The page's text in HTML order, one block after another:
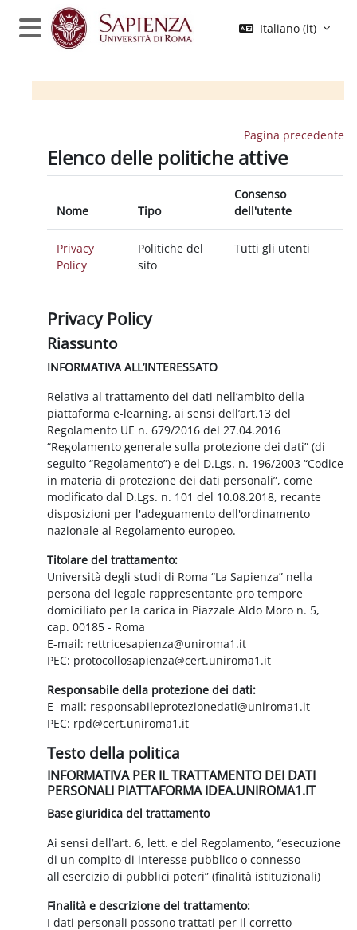
Vai al contenuto principale
Pannello laterale
Italiano ‎(it)‎
Pagina precedente
Elenco delle politiche attive
Nome Tipo
Consenso
dell'utente
Privacy
Policy
Politiche del
sito
Tutti gli utenti
Privacy Policy
Riassunto
INFORMATIVA ALL’INTERESSATO
Relativa al trattamento dei dati nell’ambito della
piattaforma e-learning, ai sensi dell’art.13 del
Regolamento UE n. 679/2016 del 27.04.2016
“Regolamento generale sulla protezione dei dati” (di
seguito “Regolamento”) e del D.Lgs. n. 196/2003 “Codice
in materia di protezione dei dati personali”, come
modificato dal D.Lgs. n. 101 del 10.08.2018, recante
disposizioni per l'adeguamento dell'ordinamento
nazionale al Regolamento europeo.
Titolare del trattamento:
Università degli studi di Roma “La Sapienza” nella
persona del legale rappresentante pro tempore
domiciliato per la carica in Piazzale Aldo Moro n. 5,
cap. 00185 - Roma
E-mail: rettricesapienza@uniroma1.it
PEC: protocollosapienza@cert.uniroma1.it
Responsabile della protezione dei dati:
E -mail: responsabileprotezionedati@uniroma1.it
PEC: rpd@cert.uniroma1.it
Testo della politica
INFORMATIVA PER IL TRATTAMENTO DEI DATI
PERSONALI PIATTAFORMA IDEA.UNIROMA1.IT
Base giuridica del trattamento
Ai sensi dell’art. 6, lett. e del Regolamento, “esecuzione
di un compito di interesse pubblico o connesso
all'esercizio di pubblici poteri” (finalità istituzionali)
Finalità e descrizione del trattamento:
I dati personali possono trattati per il corretto